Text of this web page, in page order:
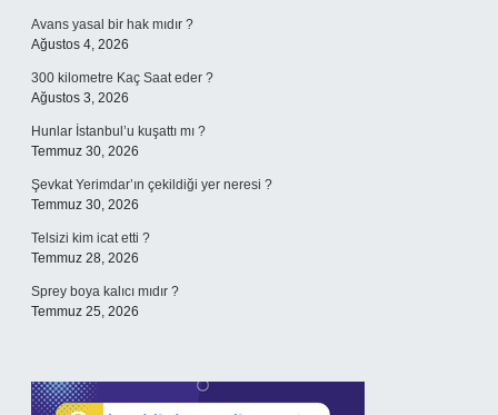
Avans yasal bir hak mıdır ?
Ağustos 4, 2026
300 kilometre Kaç Saat eder ?
Ağustos 3, 2026
Hunlar İstanbul’u kuşattı mı ?
Temmuz 30, 2026
Şevkat Yerimdar’ın çekildiği yer neresi ?
Temmuz 30, 2026
Telsizi kim icat etti ?
Temmuz 28, 2026
Sprey boya kalıcı mıdır ?
Temmuz 25, 2026